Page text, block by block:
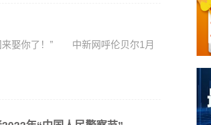
来娶你了！” 中新网呼伦贝尔1月